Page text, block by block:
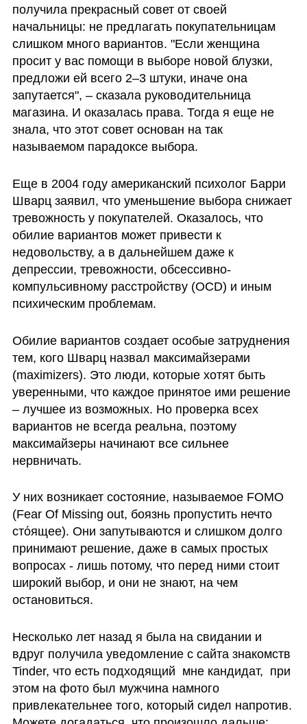
получила прекрасный совет от своей
начальницы: не предлагать покупательницам
слишком много вариантов. "Если женщина
просит у вас помощи в выборе новой блузки,
предложи ей всего 2–3 штуки, иначе она
запутается", – сказала руководительница
магазина. И оказалась права. Тогда я еще не
знала, что этот совет основан на так
называемом парадоксе выбора.
Еще в 2004 году американский психолог Барри
Шварц заявил, что уменьшение выбора снижает
тревожность у покупателей. Оказалось, что
обилие вариантов может привести к
недовольству, а в дальнейшем даже к
депрессии, тревожности, обсессивно-
компульсивному расстройству (OCD) и иным
психическим проблемам.
Обилие вариантов создает особые затруднения
тем, кого Шварц назвал максимайзерами
(maximizers). Это люди, которые хотят быть
уверенными, что каждое принятое ими решение
– лучшее из возможных. Но проверка всех
вариантов не всегда реальна, поэтому
максимайзеры начинают все сильнее
нервничать.
У них возникает состояние, называемое FOMO
(Fear Of Missing out, боязнь пропустить нечто
стόящее). Они запутываются и слишком долго
принимают решение, даже в самых простых
вопросах - лишь потому, что перед ними стоит
широкий выбор, и они не знают, на чем
остановиться.
Несколько лет назад я была на свидании и
вдруг получила уведомление с сайта знакомств
Tinder, что есть подходящий  мне кандидат,  при
этом на фото был мужчина намного
привлекательнее того, который сидел напротив.